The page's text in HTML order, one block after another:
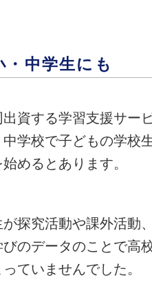
中学生にも
資する学習支援サー
学校で子どもの学校
めるとあります。
探究活動や課外活動
のデータのことで高
ていませんでした。